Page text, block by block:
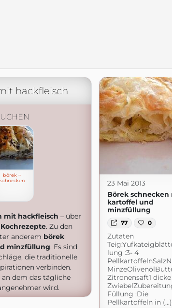
hackfleisch
börek ~
schnecken
mit hackfleisch – über
Kochrezepte. Zu den
anderem börek
minzfüllung. Es sind
die traditionelle
verbinden.
dem das tägliche
wird.
23 Mai 2013
Börek schnecken
kartoffel und
minzfüllung
77 0
Zutaten
lung :3- 4
Zitronensaft1 dicke
Füllung :Die
Pellkartoffeln in (...)